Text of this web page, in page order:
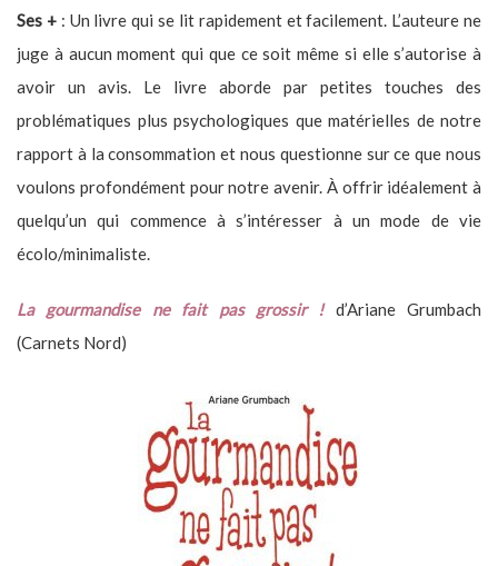
Ses +: Un livre qui se lit rapidement et facilement. L’auteure ne
juge à aucun moment qui que ce soit même si elle s’autorise à
avoir un avis. Le livre aborde par petites touches des
problématiques plus psychologiques que matérielles de notre
rapport à la consommation et nous questionne sur ce que nous
voulons profondément pour notre avenir. À offrir idéalement à
quelqu’un qui commence à s’intéresser à un mode de vie
écolo/minimaliste.
La gourmandise ne fait pas grossir ! d’Ariane Grumbach
(Carnets Nord)